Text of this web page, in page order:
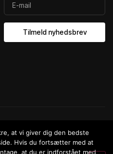
Tilmeld nyhedsbrev
udviklet afNowOnline
at vi giver dig den bedste
Hvis du fortsætter med at
at du er indforstået med